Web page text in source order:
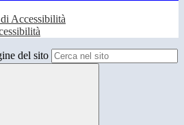
Accessibilità
del sito